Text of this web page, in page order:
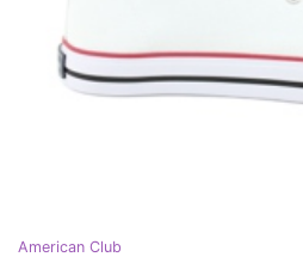
American Club